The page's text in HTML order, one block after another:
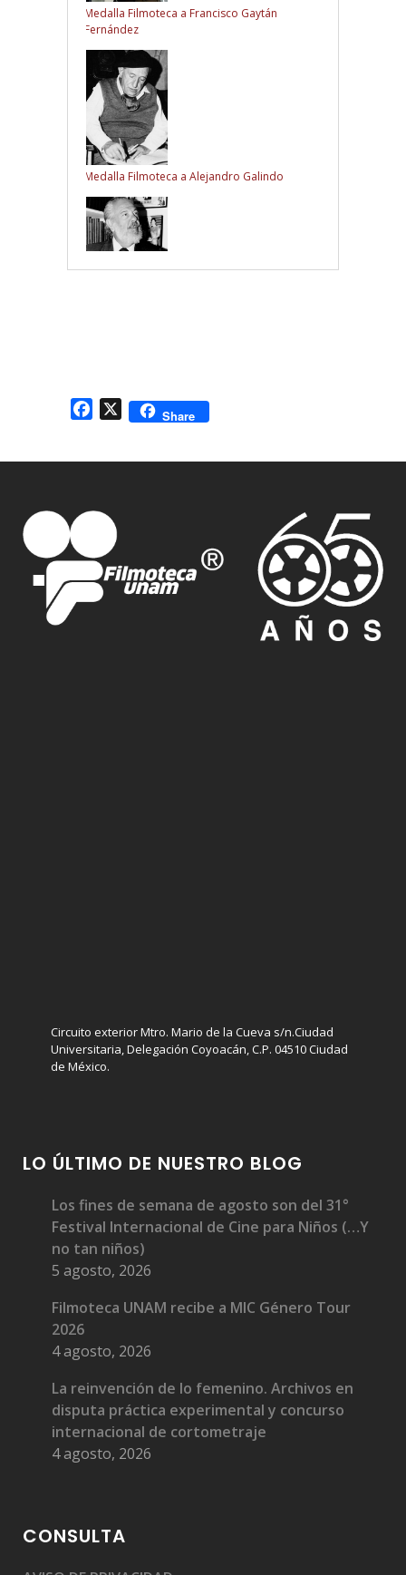
Medalla Filmoteca a Francisco Gaytán
Fernández
Medalla Filmoteca a Alejandro Galindo
Medalla Filmoteca a Pastor Vega
Medalla Filmoteca a Julio García Espinosa
Medalla Filmoteca a Gilberto Martínez Solares
Facebook
X Share
Circuito exterior Mtro. Mario de la Cueva s/n.Ciudad
Universitaria, Delegación Coyoacán, C.P. 04510 Ciudad
de México.
LO ÚLTIMO DE NUESTRO BLOG
Los fines de semana de agosto son del 31°
Festival Internacional de Cine para Niños (…Y
no tan niños)
5 agosto, 2026
Filmoteca UNAM recibe a MIC Género Tour
2026
4 agosto, 2026
La reinvención de lo femenino. Archivos en
disputa práctica experimental y concurso
internacional de cortometraje
4 agosto, 2026
CONSULTA